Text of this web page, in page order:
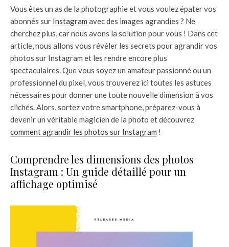
Vous êtes un as de la photographie et vous voulez épater vos
abonnés sur Instagram avec des images agrandies ? Ne
cherchez plus, car nous avons la solution pour vous ! Dans cet
article, nous allons vous révéler les secrets pour agrandir vos
photos sur Instagram et les rendre encore plus
spectaculaires. Que vous soyez un amateur passionné ou un
professionnel du pixel, vous trouverez ici toutes les astuces
nécessaires pour donner une toute nouvelle dimension à vos
clichés. Alors, sortez votre smartphone, préparez-vous à
devenir un véritable magicien de la photo et découvrez
comment agrandir les photos sur Instagram !
Comprendre les dimensions des photos
Instagram : Un guide détaillé pour un
affichage optimisé